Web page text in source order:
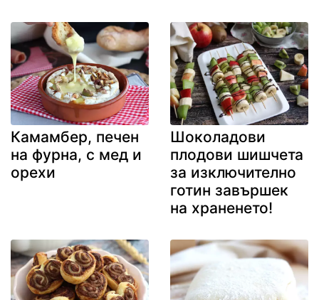
Камамбер, печен
на фурна, с мед и
орехи
Шоколадови
плодови шишчета
за изключително
готин завършек
на храненето!